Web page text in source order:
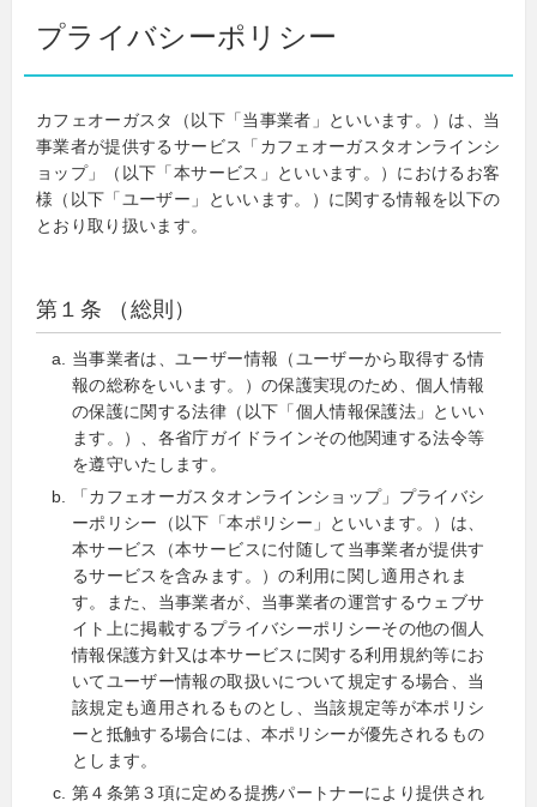
プライバシーポリシー
カフェオーガスタ（以下「当事業者」といいます。）は、当
事業者が提供するサービス「カフェオーガスタオンラインシ
ョップ」（以下「本サービス」といいます。）におけるお客
様（以下「ユーザー」といいます。）に関する情報を以下の
とおり取り扱います。
第１条 （総則）
当事業者は、ユーザー情報（ユーザーから取得する情
報の総称をいいます。）の保護実現のため、個人情報
の保護に関する法律（以下「個人情報保護法」といい
ます。）、各省庁ガイドラインその他関連する法令等
を遵守いたします。
「カフェオーガスタオンラインショップ」プライバシ
ーポリシー（以下「本ポリシー」といいます。）は、
本サービス（本サービスに付随して当事業者が提供す
るサービスを含みます。）の利用に関し適用されま
す。また、当事業者が、当事業者の運営するウェブサ
イト上に掲載するプライバシーポリシーその他の個人
情報保護方針又は本サービスに関する利用規約等にお
いてユーザー情報の取扱いについて規定する場合、当
該規定も適用されるものとし、当該規定等が本ポリシ
ーと抵触する場合には、本ポリシーが優先されるもの
とします。
第４条第３項に定める提携パートナーにより提供され